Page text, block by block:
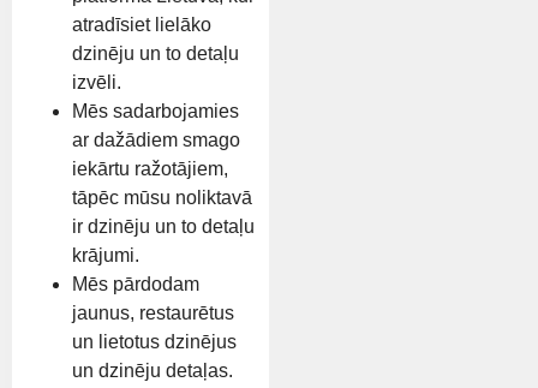
atradīsiet lielāko
dzinēju un to detaļu
izvēli.
Mēs sadarbojamies
ar dažādiem smago
iekārtu ražotājiem,
tāpēc mūsu noliktavā
ir dzinēju un to detaļu
krājumi.
Mēs pārdodam
jaunus, restaurētus
un lietotus dzinējus
un dzinēju detaļas.